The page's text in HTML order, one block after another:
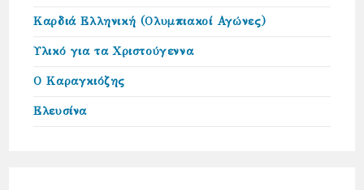
Καρδιά Ελληνική (Ολυμπιακοί Αγώνες)
Υλικό για τα Χριστούγεννα
Ο Καραγκιόζης
Ελευσίνα